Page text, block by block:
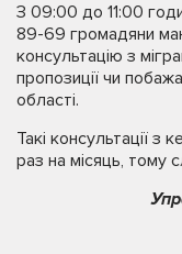
З 09:00 до 11:00
89-69 громадяни
консультацію з
пропозиції чи
області.
Такі консультації з
раз на місяць, тому